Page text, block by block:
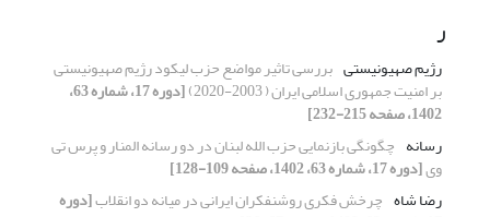
ر
رژیم صهیونیستی بررسی تاثیر مواضع حزب لیکود رژیم صهیونیستی
بر امنیت جمهوری اسلامی ایران ( 2003-2020) [دوره 17، شماره 63،
1402، صفحه 215-232]
رسانه چگونگی بازنمایی حزب الله لبنان در دو رسانه المنار و پرس تی
وی[دوره 17، شماره 63، 1402، صفحه 109-128]
رضا شاه چرخش فکری روشنفکران ایرانی در میانه دو انقلاب[دوره